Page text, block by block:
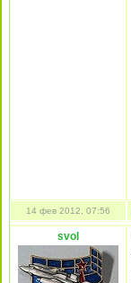
14 фев 2012, 07:56
svol